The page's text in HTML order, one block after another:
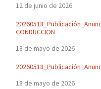
12 de junio de 2026
CONDUCCION
18 de mayo de 2026
18 de mayo de 2026